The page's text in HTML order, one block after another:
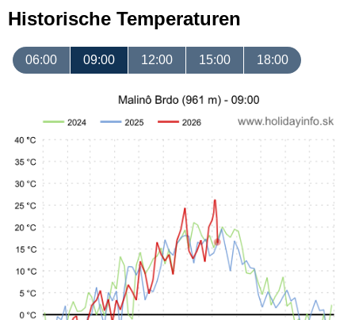
Historische Temperaturen
06:00 09:00 12:00 15:00 18:00